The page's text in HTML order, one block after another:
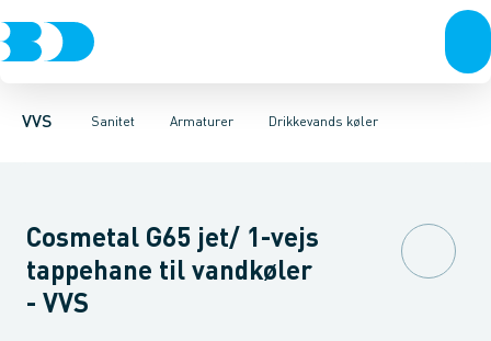
VVS Sanitet
Rør & fittingsPressfittings & rørKuglehaner & ventiler
Armaturer
Toiletter, sæder og cisterner VaskeArmaturerBrusere
Drikkevands køler
Køkken armaturer Håndvask armaturerTermostatarmaturer
Cosmetal G65 jet/ 1-vejs
tappehane til vandkøler
- VVS